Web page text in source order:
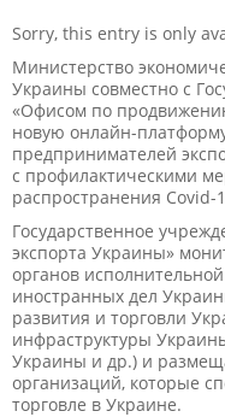
Sorry, this entry is only
Министерство
Украины совместно с
«Офисом по
новую онлайн-
предпринимателей
с профилактическими
распространения Covid-
Государственное
экспорта Украины»
органов
иностранных дел
развития и торговли
инфраструктуры
Украины и др.) и
организаций, которые
торговле в Украине.